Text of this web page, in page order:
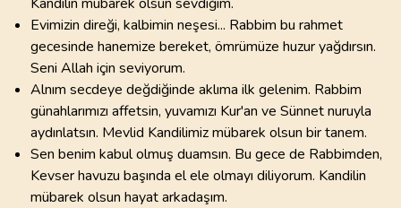
Evimizin direği, kalbimin neşesi... Rabbim bu rahmet
gecesinde hanemize bereket, ömrümüze huzur yağdırsın.
Seni Allah için seviyorum.
Alnım secdeye değdiğinde aklıma ilk gelenim. Rabbim
günahlarımızı affetsin, yuvamızı Kur'an ve Sünnet nuruyla
aydınlatsın. Mevlid Kandilimiz mübarek olsun bir tanem.
Sen benim kabul olmuş duamsın. Bu gece de Rabbimden,
Kevser havuzu başında el ele olmayı diliyorum. Kandilin
mübarek olsun hayat arkadaşım.